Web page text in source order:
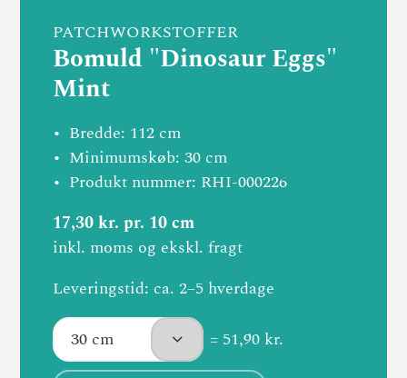
PATCHWORKSTOFFER
Bomuld "Dinosaur Eggs"
Mint
Bredde: 112 cm
Minimumskøb: 30 cm
Produkt nummer: RHI-000226
17,30 kr. pr. 10 cm
inkl. moms og ekskl. fragt
Leveringstid: ca. 2–5 hverdage
= 51,90 kr.